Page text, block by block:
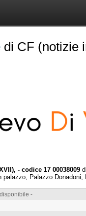
di CF (notizie
- codice 17 00038009
palazzo, Palazzo Donadoni,
-